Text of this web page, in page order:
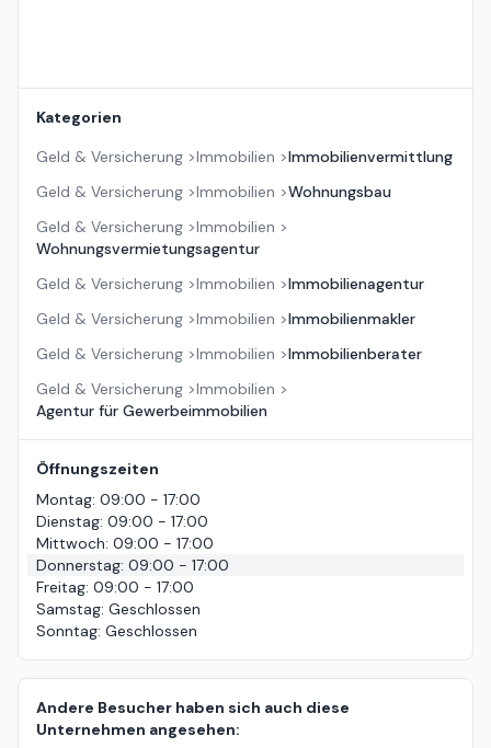
Kategorien
Geld & Versicherung >Immobilien >Immobilienvermittlung
Geld & Versicherung >Immobilien >Wohnungsbau
Geld & Versicherung >Immobilien >
Wohnungsvermietungsagentur
Geld & Versicherung >Immobilien >Immobilienagentur
Geld & Versicherung >Immobilien >Immobilienmakler
Geld & Versicherung >Immobilien >Immobilienberater
Geld & Versicherung >Immobilien >
Agentur für Gewerbeimmobilien
Öffnungszeiten
Montag: 09:00 - 17:00
Dienstag: 09:00 - 17:00
Mittwoch: 09:00 - 17:00
Donnerstag: 09:00 - 17:00
Freitag: 09:00 - 17:00
Samstag: Geschlossen
Sonntag: Geschlossen
Andere Besucher haben sich auch diese
Unternehmen angesehen: